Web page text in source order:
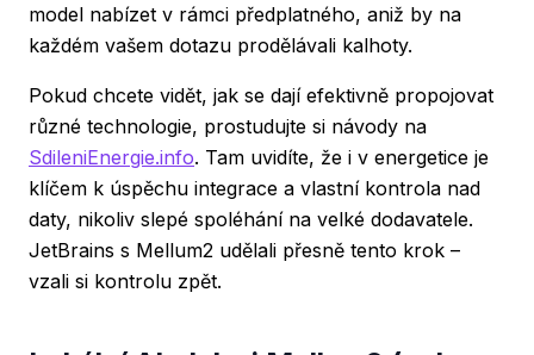
model nabízet v rámci předplatného, aniž by na
každém vašem dotazu prodělávali kalhoty.
Pokud chcete vidět, jak se dají efektivně propojovat
různé technologie, prostudujte si návody na
SdileniEnergie.info. Tam uvidíte, že i v energetice je
klíčem k úspěchu integrace a vlastní kontrola nad
daty, nikoliv slepé spoléhání na velké dodavatele.
JetBrains s Mellum2 udělali přesně tento krok –
vzali si kontrolu zpět.